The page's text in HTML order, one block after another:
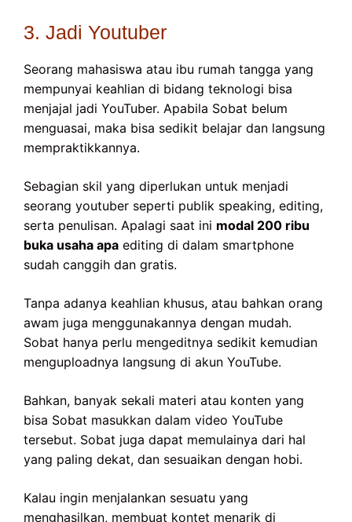
3. Jadi Youtuber
Seorang mahasiswa atau ibu rumah tangga yang
mempunyai keahlian di bidang teknologi bisa
menjajal jadi YouTuber. Apabila Sobat belum
menguasai, maka bisa sedikit belajar dan langsung
mempraktikkannya.
Sebagian skil yang diperlukan untuk menjadi
seorang youtuber seperti publik speaking, editing,
serta penulisan. Apalagi saat ini modal 200 ribu
buka usaha apa editing di dalam smartphone
sudah canggih dan gratis.
Tanpa adanya keahlian khusus, atau bahkan orang
awam juga menggunakannya dengan mudah.
Sobat hanya perlu mengeditnya sedikit kemudian
menguploadnya langsung di akun YouTube.
Bahkan, banyak sekali materi atau konten yang
bisa Sobat masukkan dalam video YouTube
tersebut. Sobat juga dapat memulainya dari hal
yang paling dekat, dan sesuaikan dengan hobi.
Kalau ingin menjalankan sesuatu yang
menghasilkan, membuat kontet menarik di